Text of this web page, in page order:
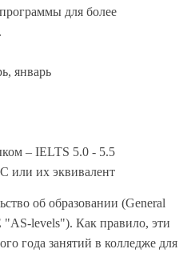
для более
январь
– IELTS 5.0 - 5.5
или их эквивалент
об образовании (General
"AS-levels"). Как правило, эти
года занятий в колледже для